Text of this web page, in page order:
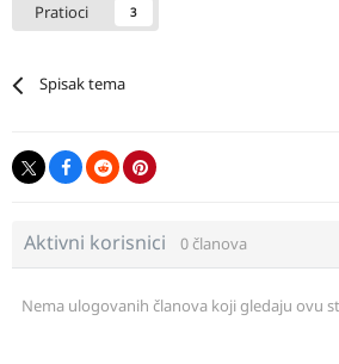
Pratioci 3
Spisak tema
Aktivni korisnici 0 članova
Nema ulogovanih članova koji gledaju ovu